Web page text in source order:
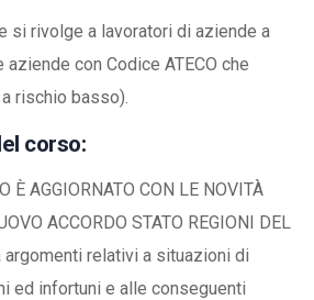
si rivolge a lavoratori di aziende a
con Codice ATECO che
rischio basso).
corso:
È AGGIORNATO CON LE NOVITÀ
ACCORDO STATO REGIONI DEL
relativi a situazioni di
ed infortuni e alle conseguenti